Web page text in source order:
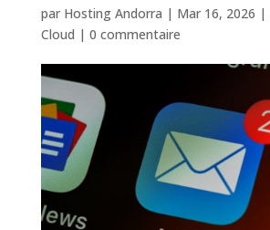
par Hosting Andorra | Mar 16, 2026 |
Cloud | 0 commentaire